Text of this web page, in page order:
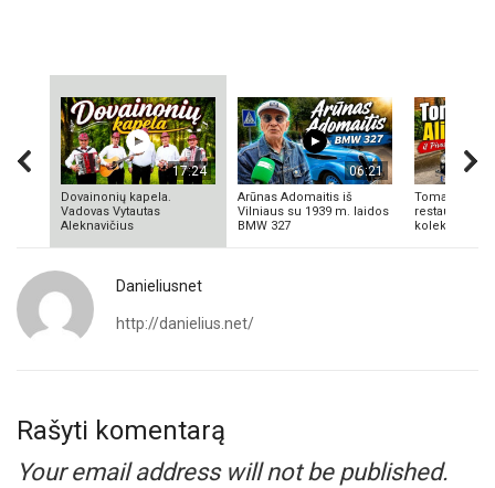
17:24
Dovainonių kapela.
Vadovas Vytautas
Aleknavičius
06:21
Arūnas Adomaitis iš
Vilniaus su 1939 m. laidos
BMW 327
Tomas
Danieliusnet
http://danielius.net/
Rašyti komentarą
Your email address will not be published.